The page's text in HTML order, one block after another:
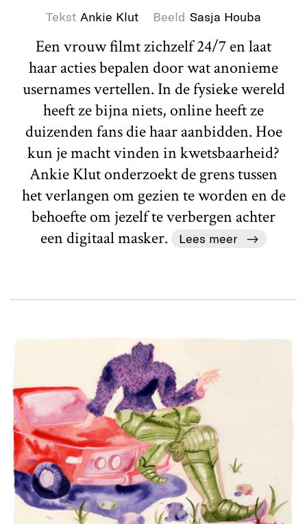
Tekst Ankie Klut Beeld Sasja Houba
Een vrouw filmt zichzelf 24/7 en laat
haar acties bepalen door wat anonieme
usernames vertellen. In de fysieke wereld
heeft ze bijna niets, online heeft ze
duizenden fans die haar aanbidden. Hoe
kun je macht vinden in kwetsbaarheid?
Ankie Klut onderzoekt de grens tussen
het verlangen om gezien te worden en de
behoefte om jezelf te verbergen achter
een digitaal masker.
Lees meer